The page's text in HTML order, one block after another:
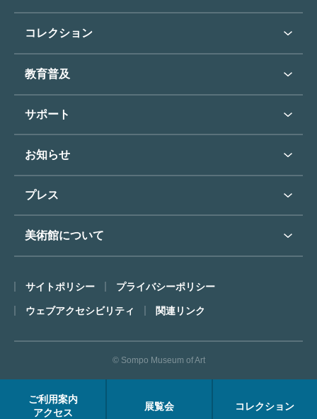
ご利用案内
アクセス
展覧会 コレクション
開館時間・休館日
アクセス
団体のご利用について
バリアフリー／小さなお子様
フロアマップ
ミュージアムショップ
カフェ
次回の展覧会
展覧会スケジュール
過去の展覧会
通信販売トップ
コレクション
コレクショントップ
東郷青児
コレクションハイライト
教育普及
教育普及トップ
オンラインで美術鑑賞
博物館実習について
サポート
よくあるご質問
東郷⻘児作品著作権申請
お知らせ
お知らせトップ
プレス
プレスリリーストップ
美術館について
ごあいさつ
コンセプト
沿革
FACEアーカイブス
サイトポリシー プライバシーポリシー
ウェブアクセシビリティ 関連リンク
© Sompo Museum of Art